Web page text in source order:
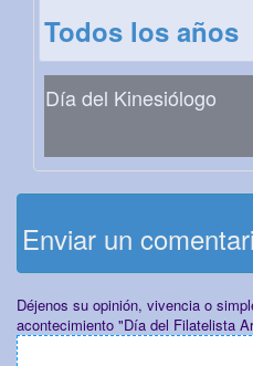
Todos los años
Día del Kinesiólogo
Enviar un
Déjenos su opinión, vivencia o
acontecimiento "Día del Filatelista